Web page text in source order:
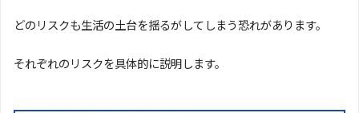
どのリスクも生活の土台を揺るがしてしまう恐れがあります。
それぞれのリスクを具体的に説明します。